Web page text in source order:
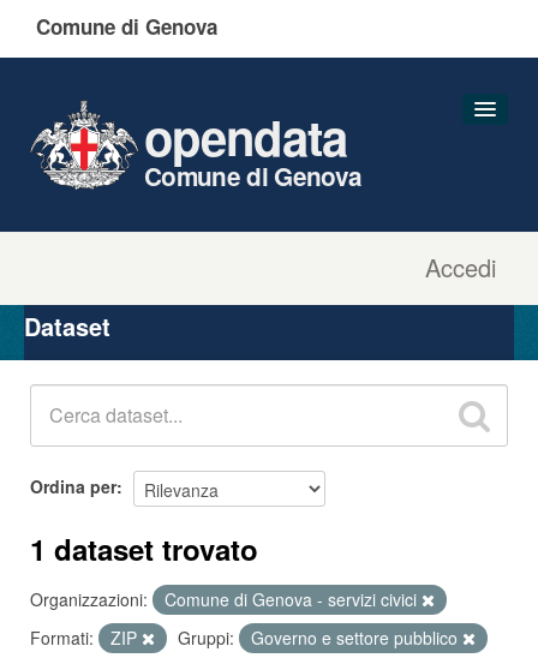
Comune di Genova
Accedi
opendata
Comune di Genova
Organizzazioni
Gruppi
Dataset
Ordina per
1 dataset trovato
Organizzazioni:
Comune di Genova - servizi civici
Formati:
ZIP Gruppi:
Governo e settore pubblico